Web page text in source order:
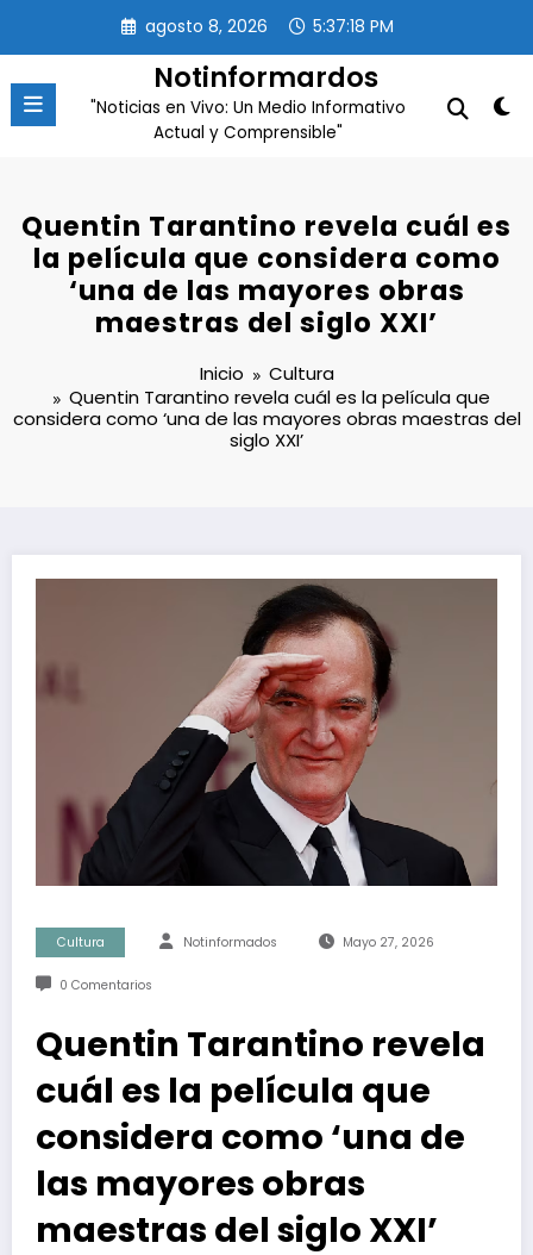
contenido
agosto 8, 2026 5:37:19 PM
Notinformardos
"Noticias en Vivo: Un Medio Informativo
Actual y Comprensible"
Quentin Tarantino revela cuál es
la película que considera como
‘una de las mayores obras
maestras del siglo XXI’
Inicio
Cultura
Quentin Tarantino revela cuál es la película que
considera como ‘una de las mayores obras maestras del
siglo XXI’
Cultura Notinformados Mayo 27, 2026
0 Comentarios
Quentin Tarantino revela
cuál es la película que
considera como ‘una de
las mayores obras
maestras del siglo XXI’